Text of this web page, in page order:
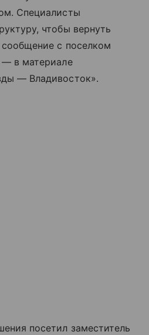
Специалисты
чтобы вернуть
с поселком
в материале
— Владивосток».
посетил заместитель